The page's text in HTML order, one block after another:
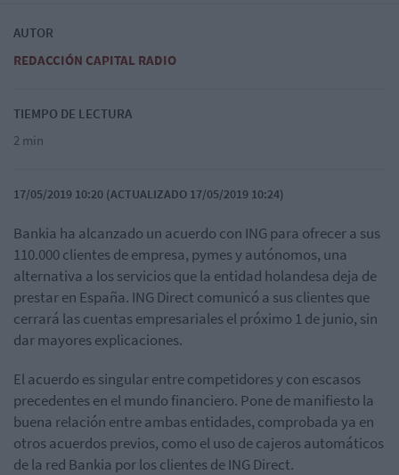
AUTOR
REDACCIÓN CAPITAL RADIO
TIEMPO DE LECTURA
2 min
17/05/2019 10:20 (ACTUALIZADO 17/05/2019 10:24)
Bankia ha alcanzado un acuerdo con ING para ofrecer a sus
110.000 clientes de empresa, pymes y autónomos, una
alternativa a los servicios que la entidad holandesa deja de
prestar en España. ING Direct comunicó a sus clientes que
cerrará las cuentas empresariales el próximo 1 de junio, sin
dar mayores explicaciones.
El acuerdo es singular entre competidores y con escasos
precedentes en el mundo financiero. Pone de manifiesto la
buena relación entre ambas entidades, comprobada ya en
otros acuerdos previos, como el uso de cajeros automáticos
de la red Bankia por los clientes de ING Direct.